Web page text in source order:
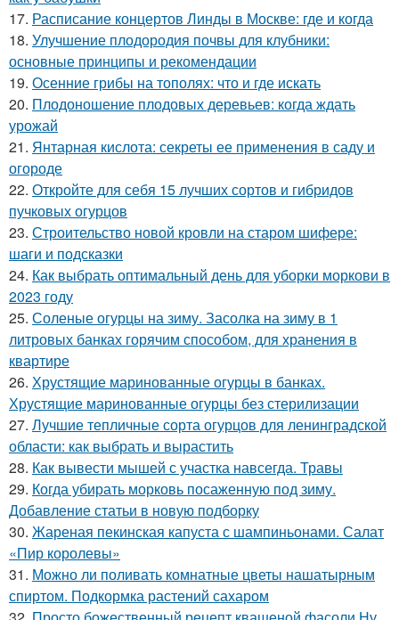
17. Расписание концертов Линды в Москве: где и когда
18. Улучшение плодородия почвы для клубники:
основные принципы и рекомендации
19. Осенние грибы на тополях: что и где искать
20. Плодоношение плодовых деревьев: когда ждать
урожай
21. Янтарная кислота: секреты ее применения в саду и
огороде
22. Откройте для себя 15 лучших сортов и гибридов
пучковых огурцов
23. Строительство новой кровли на старом шифере:
шаги и подсказки
24. Как выбрать оптимальный день для уборки моркови в
2023 году
25. Соленые огурцы на зиму. Засолка на зиму в 1
литровых банках горячим способом, для хранения в
квартире
26. Хрустящие маринованные огурцы в банках.
Хрустящие маринованные огурцы без стерилизации
27. Лучшие тепличные сорта огурцов для ленинградской
области: как выбрать и вырастить
28. Как вывести мышей с участка навсегда. Травы
29. Когда убирать морковь посаженную под зиму.
Добавление статьи в новую подборку
30. Жареная пекинская капуста с шампиньонами. Салат
«Пир королевы»
31. Можно ли поливать комнатные цветы нашатырным
спиртом. Подкормка растений сахаром